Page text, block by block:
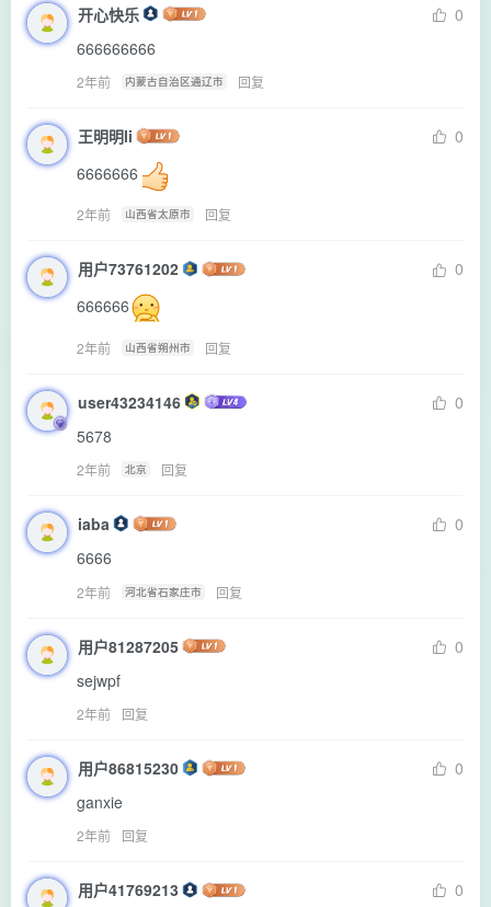
开心快乐
0
666666666
2年前 内蒙古自治区通辽市 回复
王明明li
0
6666666
2年前 山西省太原市 回复
用户73761202
0
666666
2年前 山西省朔州市 回复
user43234146
0
5678
2年前 北京 回复
iaba
0
6666
2年前 河北省石家庄市 回复
用户81287205
0
sejwpf
2年前 回复
用户86815230
0
ganxie
2年前 回复
用户41769213
0